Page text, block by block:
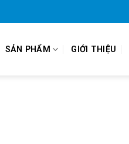
SẢN PHẨM GIỚI THIỆU